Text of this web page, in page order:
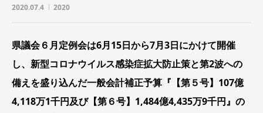
2020.07.4 2020
県議会６月定例会は6月15日から7月3日にかけて開催
し、新型コロナウイルス感染症拡大防止策と第2波への
備えを盛り込んだ一般会計補正予算『【第５号】107億
4,118万1千円及び【第６号】1,484億4,435万9千円』の